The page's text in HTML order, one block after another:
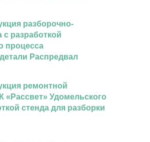
разборочно-
с разработкой
процесса
Распредвал
ремонтной
«Рассвет» Удомельского
стенда для разборки